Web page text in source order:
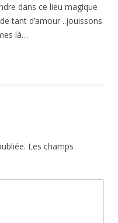
dans ce lieu magique
tant d’amour ..jouissons
là…
Les champs